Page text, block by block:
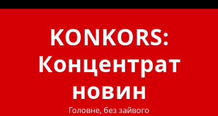
KONKORS:
Концентрат
новин
Головне, без зайвого